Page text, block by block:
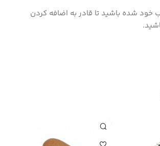
خود شده باشید تا قادر به اضافه کردن